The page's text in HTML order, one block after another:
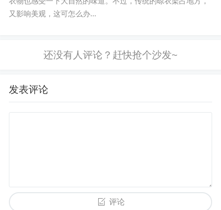
又影响美观，这可怎么办...
发表评论
评论